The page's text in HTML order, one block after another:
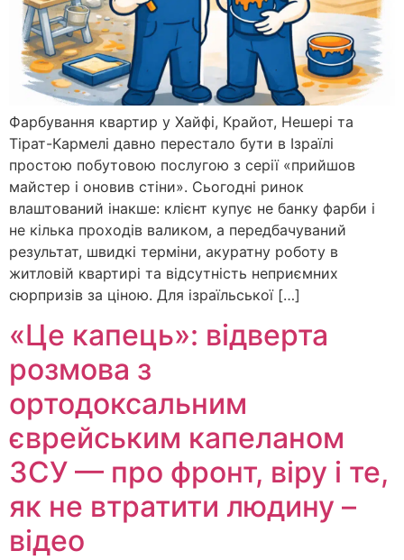
Фарбування квартир у Хайфі, Крайот, Нешері та
Тірат-Кармелі давно перестало бути в Ізраїлі
простою побутовою послугою з серії «прийшов
майстер і оновив стіни». Сьогодні ринок
влаштований інакше: клієнт купує не банку фарби і
не кілька проходів валиком, а передбачуваний
результат, швидкі терміни, акуратну роботу в
житловій квартирі та відсутність неприємних
сюрпризів за ціною. Для ізраїльської […]
«Це капець»: відверта
розмова з
ортодоксальним
єврейським капеланом
ЗСУ — про фронт, віру і те,
як не втратити людину –
відео